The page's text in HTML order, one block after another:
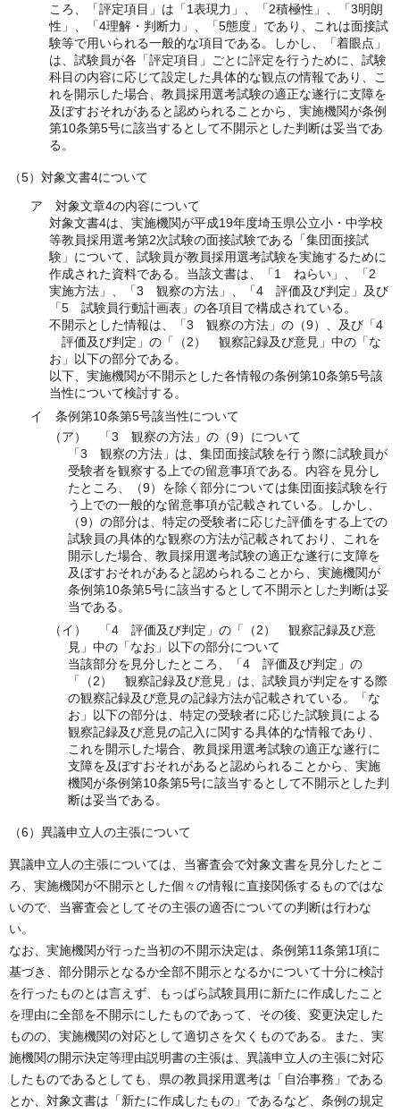
ころ、「評定項目」は「1表現力」、「2積極性」、「3明朗
性」、「4理解・判断力」、「5態度」であり、これは面接試
験等で用いられる一般的な項目である。しかし、「着眼点」
は、試験員が各「評定項目」ごとに評定を行うために、試験
科目の内容に応じて設定した具体的な観点の情報であり、こ
れを開示した場合、教員採用選考試験の適正な遂行に支障を
及ぼすおそれがあると認められることから、実施機関が条例
第10条第5号に該当するとして不開示とした判断は妥当であ
る。
（5）対象文書4について
ア 対象文章4の内容について
対象文書4は、実施機関が平成19年度埼玉県公立小・中学校
等教員採用選考第2次試験の面接試験である「集団面接試
験」について、試験員が教員採用選考試験を実施するために
作成された資料である。当該文書は、「1 ねらい」、「2
実施方法」、「3 観察の方法」、「4 評価及び判定」及び
「5 試験員行動計画表」の各項目で構成されている。
不開示とした情報は、「3 観察の方法」の（9）、及び「4
評価及び判定」の「（2） 観察記録及び意見」中の「な
お」以下の部分である。
以下、実施機関が不開示とした各情報の条例第10条第5号該
当性について検討する。
イ 条例第10条第5号該当性について
（ア） 「3 観察の方法」の（9）について
「3 観察の方法」は、集団面接試験を行う際に試験員が
受験者を観察する上での留意事項である。内容を見分し
たところ、（9）を除く部分については集団面接試験を行
う上での一般的な留意事項が記載されている。しかし、
（9）の部分は、特定の受験者に応じた評価をする上での
試験員の具体的な観察の方法が記載されており、これを
開示した場合、教員採用選考試験の適正な遂行に支障を
及ぼすおそれがあると認められることから、実施機関が
条例第10条第5号に該当するとして不開示とした判断は妥
当である。
（イ） 「4 評価及び判定」の「（2） 観察記録及び意
見」中の「なお」以下の部分について
当該部分を見分したところ、「4 評価及び判定」の
「（2） 観察記録及び意見」は、試験員が判定をする際
の観察記録及び意見の記録方法が記載されている。「な
お」以下の部分は、特定の受験者に応じた試験員による
観察記録及び意見の記入に関する具体的な情報であり、
これを開示した場合、教員採用選考試験の適正な遂行に
支障を及ぼすおそれがあると認められることから、実施
機関が条例第10条第5号に該当するとして不開示とした判
断は妥当である。
（6）異議申立人の主張について
異議申立人の主張については、当審査会で対象文書を見分したとこ
ろ、実施機関が不開示とした個々の情報に直接関係するものではな
いので、当審査会としてその主張の適否についての判断は行わな
い。
なお、実施機関が行った当初の不開示決定は、条例第11条第1項に
基づき、部分開示となるか全部不開示となるかについて十分に検討
を行ったものとは言えず、もっぱら試験員用に新たに作成したこと
を理由に全部を不開示にしたものであって、その後、変更決定した
ものの、実施機関の対応として適切さを欠くものである。また、実
施機関の開示決定等理由説明書の主張は、異議申立人の主張に対応
したものであるとしても、県の教員採用選考は「自治事務」である
とか、対象文書は「新たに作成したもの」であるなど、条例の規定